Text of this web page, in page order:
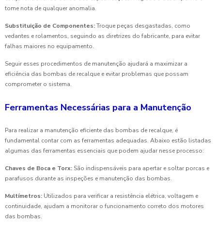
tome nota de qualquer anomalia.
Substituição de Componentes:Troque peças desgastadas, como
vedantes e rolamentos, seguindo as diretrizes do fabricante, para evitar
falhas maiores no equipamento.
Seguir esses procedimentos de manutenção ajudará a maximizar a
eficiência das bombas de recalque e evitar problemas que possam
comprometer o sistema.
Ferramentas Necessárias para a Manutenção
Para realizar a manutenção eficiente das bombas de recalque, é
fundamental contar com as ferramentas adequadas. Abaixo estão listadas
algumas das ferramentas essenciais que podem ajudar nesse processo:
Chaves de Boca e Torx: São indispensáveis para apertar e soltar porcas e
parafusos durante as inspeções e manutenção das bombas.
Multímetros: Utilizados para verificar a resistência elétrica, voltagem e
continuidade, ajudam a monitorar o funcionamento correto dos motores
das bombas.